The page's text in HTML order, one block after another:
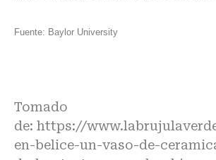
Fuente: Baylor University
Tomado
de: https://
en-belice-un-vaso-de-